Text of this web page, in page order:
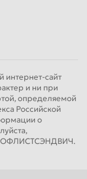
интернет-сайт
и ни при
определяемой
Российской
о